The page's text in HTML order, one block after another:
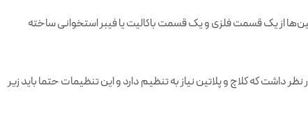
از یک قسمت فلزی و یک قسمت باکالیت یا فیبر استخوانی ساخته
که کلاچ و پلاتین نیاز به تنظیم دارد و این تنظیمات حتما باید زیر